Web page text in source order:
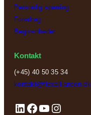
Personlig sparring
Foredrag
Begivenheder
Kontakt
(+45) 40 50 35 34
kontakt@flexalliancen.dk
LinkedIn Facebook YouTube Instagram